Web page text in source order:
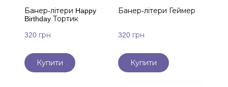
Банер-літери Happy
Birthday Тортик
320 грн
Купити
Банер-літери Геймер
320 грн
Купити